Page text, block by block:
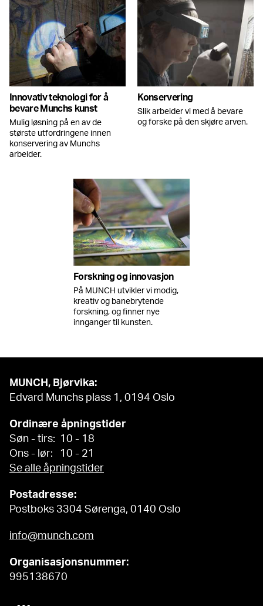
Innovativ teknologi for å
bevare Munchs kunst
Mulig løsning på en av de
største utfordringene innen
konservering av Munchs
arbeider.
Konservering
Slik arbeider vi med å bevare
og forske på den skjøre arven.
Forskning og innovasjon
På MUNCH utvikler vi modig,
kreativ og banebrytende
forskning, og finner nye
innganger til kunsten.
MUNCH, Bjørvika:
Edvard Munchs plass 1, 0194 Oslo
Ordinære åpningstider
Søn - tirs: 10 - 18
Ons - lør: 10 - 21
Se alle åpningstider
Postadresse:
Postboks 3304 Sørenga, 0140 Oslo
info@munch.com
Organisasjonsnummer:
995138670